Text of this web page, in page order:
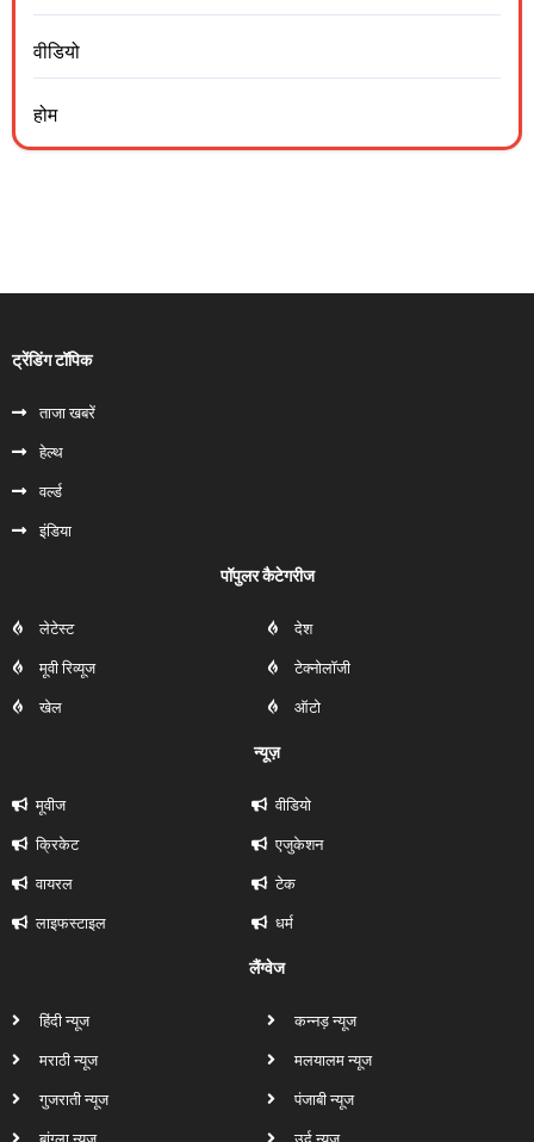
वीडियो
होम
ट्रेंडिंग टॉपिक
ताजा खबरें
हेल्‍थ
वर्ल्ड
इंडिया
पॉपुलर कैटेगरीज
लेटेस्ट
मूवी रिव्यूज
खेल
देश
टेक्नोलॉजी
ऑटो
न्यूज़
मूवीज
क्रिकेट
वायरल
लाइफस्टाइल
वीडियो
एजुकेशन
टेक
धर्म
लैंग्वेज
हिंदी न्यूज
मराठी न्यूज
गुजराती न्यूज
कन्नड़ न्यूज
मलयालम न्यूज
पंजाबी न्यूज